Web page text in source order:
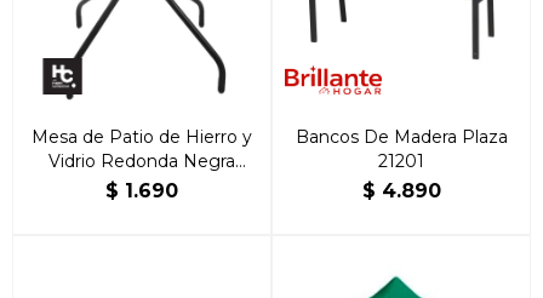
Mesa de Patio de Hierro y
Vidrio Redonda Negra
80cm
$ 1.690
Bancos De Madera Plaza
21201
$ 4.890